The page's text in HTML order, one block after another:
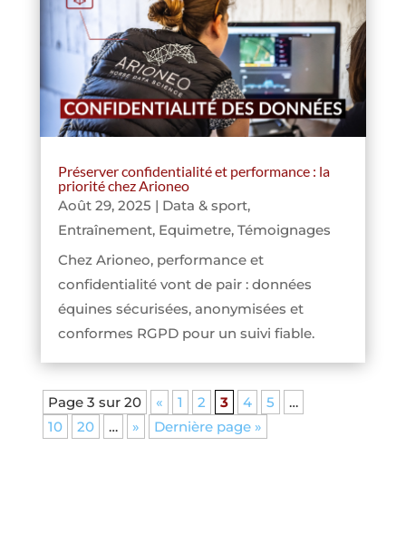
Préserver confidentialité et performance : la
priorité chez Arioneo
Août 29, 2025 | Data & sport,
Entraînement, Equimetre, Témoignages
Chez Arioneo, performance et
confidentialité vont de pair : données
équines sécurisées, anonymisées et
conformes RGPD pour un suivi fiable.
Page 3 sur 20 « 1 2 3 4 5
…
10
20 … » Dernière page »